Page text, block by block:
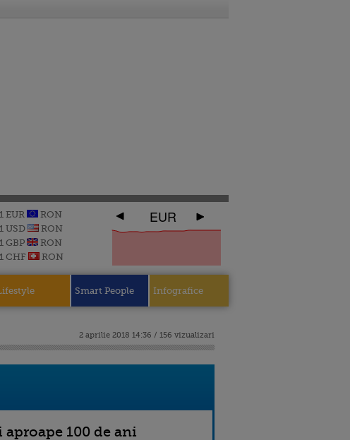
1 EUR
RON
1 USD
RON
1 GBP
RON
1 CHF
RON
EUR
Smart People Infografice
2 aprilie 2018 14:36 / 156 vizualizari
100 de ani